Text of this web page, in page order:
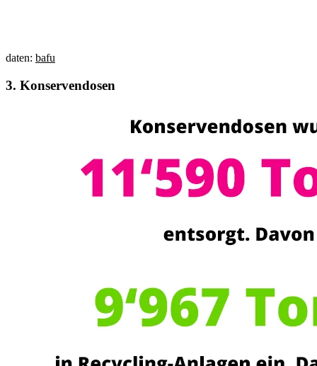
daten: bafu
3. Konservendosen